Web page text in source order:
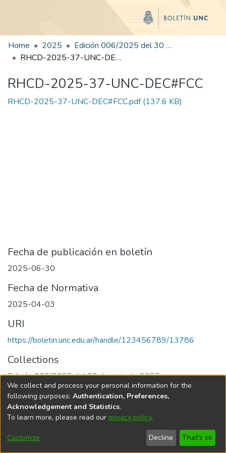
Home 2025
Edición 006/2025 del 30 de junio de 2025
RHCD-2025-37-UNC-DEC#FCC
RHCD-2025-37-UNC-DEC#FCC
RHCD-2025-37-UNC-DEC#FCC.pdf(137.6 KB)
Fecha de publicación en boletín
2025-06-30
Fecha de Normativa
2025-04-03
URI
https://boletin.unc.edu.ar/handle/123456789/13786
Collections
Edición 006/2025 del 30 de junio de 2025
Universidad Nacional de Córdoba
We collect and process your personal information for the
following purposes: Authentication, Preferences,
Acknowledgement and Statistics.
To learn more, please read our privacy policy.
Customize Decline That's ok